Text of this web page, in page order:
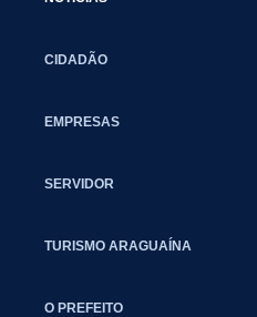
CIDADÃO
EMPRESAS
SERVIDOR
TURISMO ARAGUAÍNA
O PREFEITO